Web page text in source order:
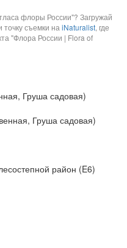
флоры России"? Загружай
съемки на iNaturalist, где
"Флора России | Flora of
Груша садовая)
Груша садовая)
район (E6)